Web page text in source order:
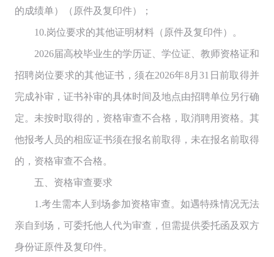
的成绩单）（原件及复印件）；
10.岗位要求的其他证明材料（原件及复印件）。
2026届高校毕业生的学历证、学位证、教师资格证和
招聘岗位要求的其他证书，须在2026年8月31日前取得并
完成补审，证书补审的具体时间及地点由招聘单位另行确
定。未按时取得的，资格审查不合格，取消聘用资格。其
他报考人员的相应证书须在报名前取得，未在报名前取得
的，资格审查不合格。
五、资格审查要求
1.考生需本人到场参加资格审查。如遇特殊情况无法
亲自到场，可委托他人代为审查，但需提供委托函及双方
身份证原件及复印件。